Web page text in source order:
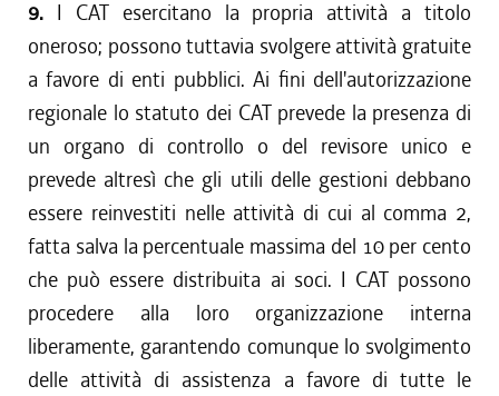
9. I CAT esercitano la propria attività a titolo
oneroso; possono tuttavia svolgere attività gratuite
a favore di enti pubblici. Ai fini dell'autorizzazione
regionale lo statuto dei CAT prevede la presenza di
un organo di controllo o del revisore unico e
prevede altresì che gli utili delle gestioni debbano
essere reinvestiti nelle attività di cui al comma 2,
fatta salva la percentuale massima del 10 per cento
che può essere distribuita ai soci. I CAT possono
procedere alla loro organizzazione interna
liberamente, garantendo comunque lo svolgimento
delle attività di assistenza a favore di tutte le